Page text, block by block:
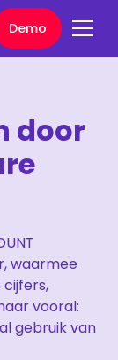
Demo
door
waarmee
vooral:
gebruik van